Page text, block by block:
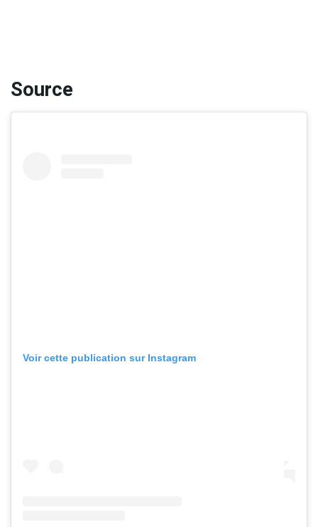
Source
Voir cette publication sur Instagram